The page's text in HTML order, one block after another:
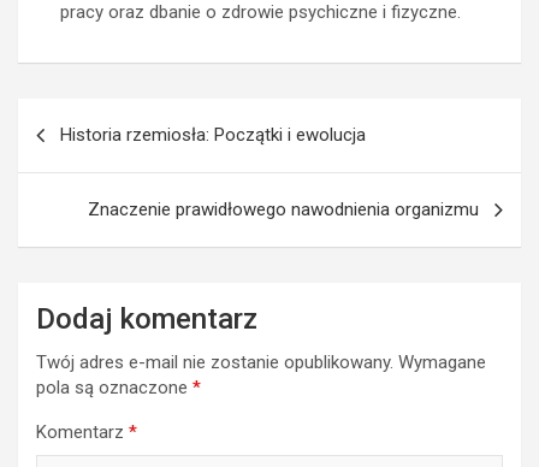
pracy oraz dbanie o zdrowie psychiczne i fizyczne.
Historia rzemiosła: Początki i ewolucja
Znaczenie prawidłowego nawodnienia organizmu
Dodaj komentarz
Twój adres e-mail nie zostanie opublikowany. Wymagane
pola są oznaczone *
Komentarz *